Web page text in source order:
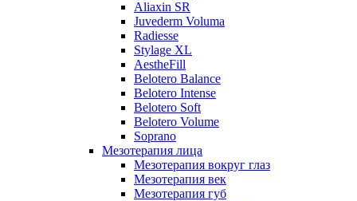
Aliaxin SR
Juvederm Voluma
Radiesse
Stylage XL
AestheFill
Belotero Balance
Belotero Intense
Belotero Soft
Belotero Volume
Soprano
Мезотерапия лица
Мезотерапия вокруг глаз
Мезотерапия век
Мезотерапия губ